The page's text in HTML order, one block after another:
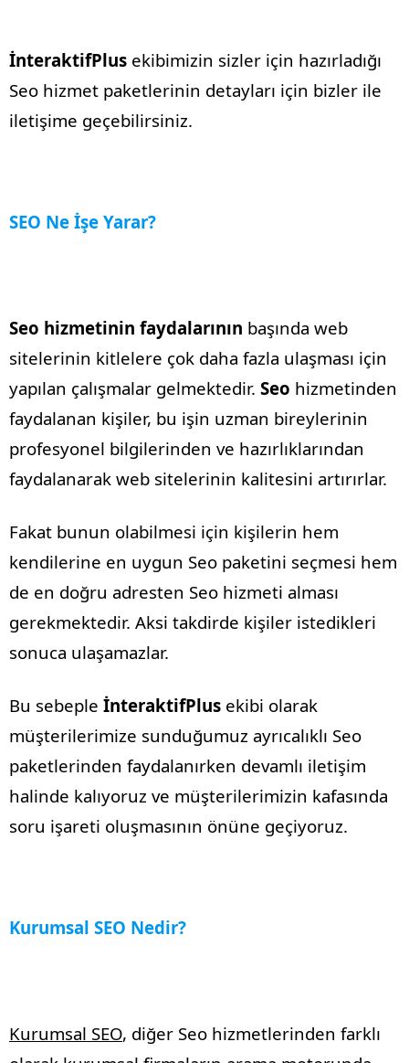
İnteraktifPlus ekibimizin sizler için hazırladığı
Seo hizmet paketlerinin detayları için bizler ile
iletişime geçebilirsiniz.
SEO Ne İşe Yarar?
Seo hizmetinin faydalarının başında web
sitelerinin kitlelere çok daha fazla ulaşması için
yapılan çalışmalar gelmektedir. Seo hizmetinden
faydalanan kişiler, bu işin uzman bireylerinin
profesyonel bilgilerinden ve hazırlıklarından
faydalanarak web sitelerinin kalitesini artırırlar.
Fakat bunun olabilmesi için kişilerin hem
kendilerine en uygun Seo paketini seçmesi hem
de en doğru adresten Seo hizmeti alması
gerekmektedir. Aksi takdirde kişiler istedikleri
sonuca ulaşamazlar.
Bu sebeple İnteraktifPlus ekibi olarak
müşterilerimize sunduğumuz ayrıcalıklı Seo
paketlerinden faydalanırken devamlı iletişim
halinde kalıyoruz ve müşterilerimizin kafasında
soru işareti oluşmasının önüne geçiyoruz.
Kurumsal SEO Nedir?
Kurumsal SEO, diğer Seo hizmetlerinden farklı